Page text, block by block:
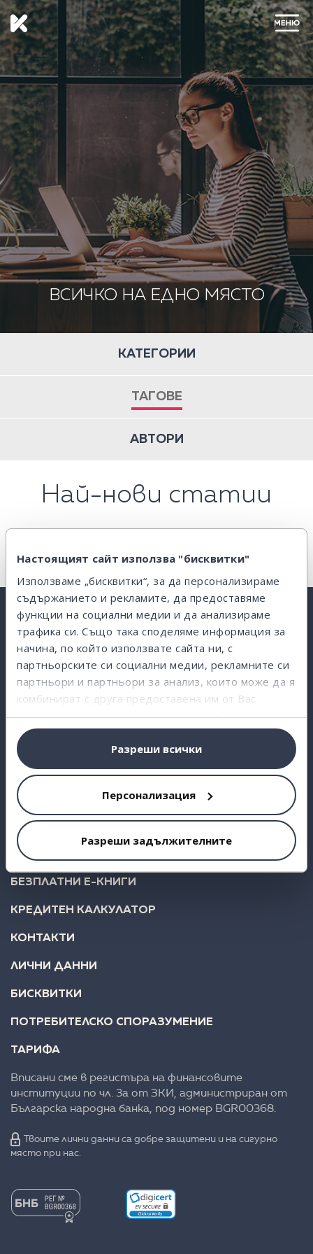
Настоящият сайт използва "бисквитки"
Използваме „бисквитки“, за да персонализираме
съдържанието и рекламите, да предоставяме
функции на социални медии и да анализираме
трафика си. Също така споделяме информация за
начина, по който използвате сайта ни, с
партньорските си социални медии, рекламните си
партньори и партньори за анализ, които може да я
комбинират с друга предоставена им от Вас
информация или с такава, която са събрали от
ползването от Ваша страна на услугите им.
Разреши всички
Персонализация
Разреши задължителните
ЗАТВОРИ
ВСИЧКО НА ЕДНО МЯСТО
КАТЕГОРИИ
ТАГОВЕ
АВТОРИ
Най-нови статии
ВЗЕМИ КРЕДИТ
ИНВЕСТИРАЙ
ЗА НАС
FAQ
БЛОГ
БИЗНЕС
KLEAR BUDGET
БЕЗПЛАТНИ Е-КНИГИ
КРЕДИТЕН КАЛКУЛАТОР
КОНТАКТИ
ЛИЧНИ ДАННИ
БИСКВИТКИ
ПОТРЕБИТЕЛСКО СПОРАЗУМЕНИЕ
ТАРИФА
Вписани сме в регистъра на финансовите
институции по чл. 3а от ЗКИ, администриран от
Българска народна банка, под номер BGR00368.
Твоите лични данни са добре защитени и на сигурно
място при нас.